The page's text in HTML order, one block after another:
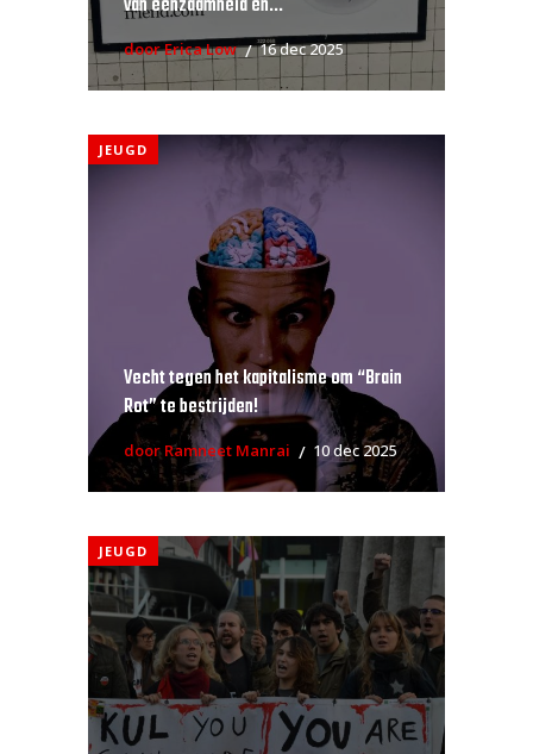
door Erica Low 16 dec 2025
JEUGD
Vecht tegen het kapitalisme om “Brain
Rot” te bestrijden!
door Ramneet Manrai 10 dec 2025
JEUGD